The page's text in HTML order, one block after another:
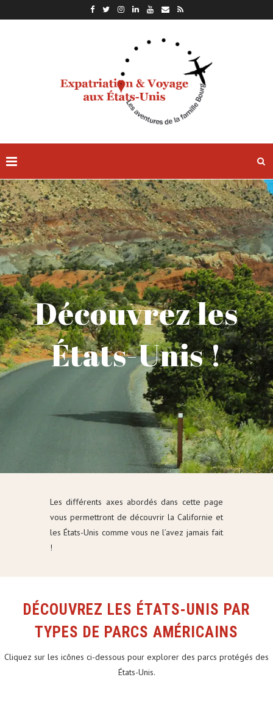
Découvrez les
États-Unis !
Les différents axes abordés dans cette page
vous permettront de découvrir la Californie et
les États-Unis comme vous ne l’avez jamais fait
!
DÉCOUVREZ LES ÉTATS-UNIS PAR
TYPES DE PARCS AMÉRICAINS
Cliquez sur les icônes ci-dessous pour explorer des parcs protégés des
États-Unis.